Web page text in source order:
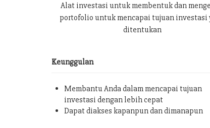
Alat investasi untuk membentuk dan
portofolio untuk mencapai tujuan investasi
ditentukan
Keunggulan
Membantu Anda dalam mencapai tujuan
investasi dengan lebih cepat
Dapat diakses kapanpun dan dimanapun